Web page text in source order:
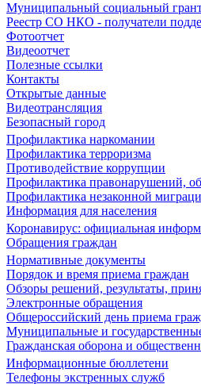
Муниципальный социальный
Реестр СО НКО - получатели
Фотоотчет
Видеоотчет
Полезные ссылки
Контакты
Открытые данные
Видеотрансляция
Безопасный город
Профилактика наркомании
Профилактика терроризма
Противодействие коррупции
Профилактика правонарушений,
Профилактика незаконной
Информация для населения
Коронавирус: официальная
Обращения граждан
Нормативные документы
Порядок и время приема граждан
Обзоры решений, результаты,
Электронные обращения
Общероссийский день приема
Муниципальные и
Гражданская оборона и
Информационные бюллетени
Телефоны экстренных служб